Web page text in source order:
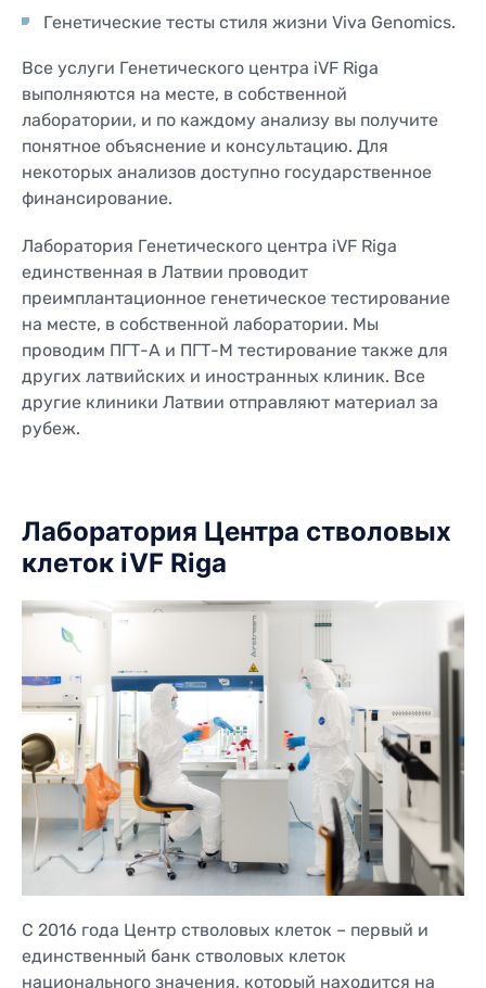
Генетические тесты стиля жизни Viva Genomics.
Все услуги Генетического центра iVF Riga
выполняются на месте, в собственной
лаборатории, и по каждому анализу вы получите
понятное объяснение и консультацию. Для
некоторых анализов доступно государственное
финансирование.
Лаборатория Генетического центра iVF Riga
единственная в Латвии проводит
преимплантационное генетическое тестирование
на месте, в собственной лаборатории. Мы
проводим ПГТ-А и ПГТ-М тестирование также для
других латвийских и иностранных клиник. Все
другие клиники Латвии отправляют материал за
рубеж.
Лаборатория Центра стволовых
клеток iVF Riga
С 2016 года Центр стволовых клеток – первый и
единственный банк стволовых клеток
национального значения, который находится на